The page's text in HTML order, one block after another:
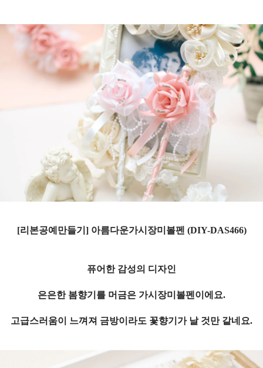
[리본공예만들기] 아름다운가시장미볼펜 (DIY-DAS466)
퓨어한 감성의 디자인
은은한 봄향기를 머금은 가시장미볼펜이에요.
고급스러움이 느껴져 금방이라도 꽃향기가 날 것만 같네요.